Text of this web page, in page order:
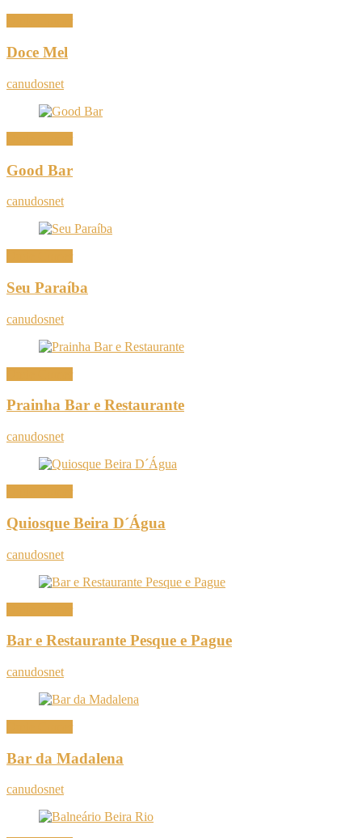
Doce Mel
canudosnet
Good Bar
canudosnet
Seu Paraíba
canudosnet
Prainha Bar e Restaurante
canudosnet
Quiosque Beira D´Água
canudosnet
Bar e Restaurante Pesque e Pague
canudosnet
Bar da Madalena
canudosnet